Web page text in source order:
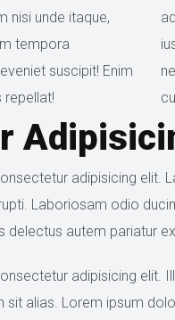
nisi unde itaque,
tempora
suscipit! Enim
repellat!
adipisicing elit.
Laboriosam odio
autem pariatur
adipisicing elit.
sit alias. Lorem ipsum